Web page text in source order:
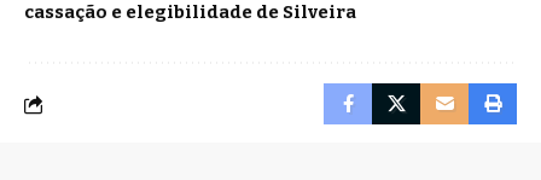
cassação e elegibilidade de Silveira